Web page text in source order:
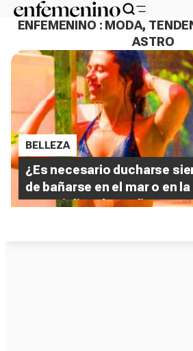
ENFEMENINO : MODA,
ASTRO
BELLEZA
¿Es necesario ducharse
de bañarse en el mar o en
especialista lo explica